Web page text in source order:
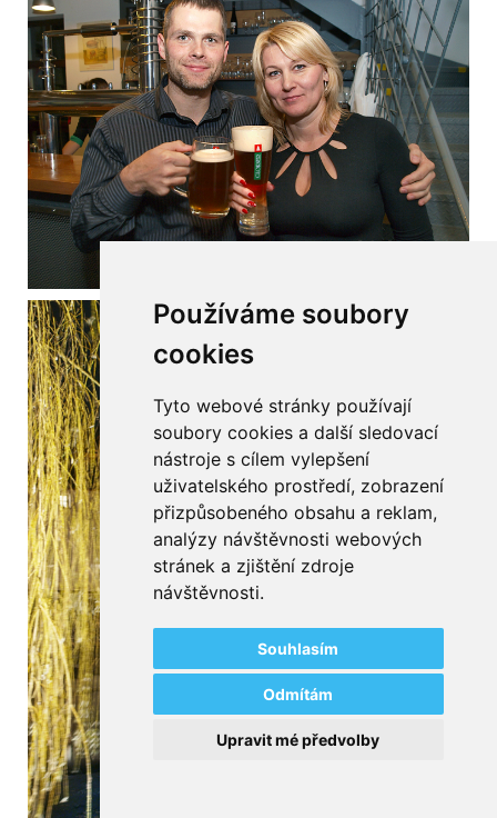
Používáme soubory
cookies
Tyto webové stránky používají
soubory cookies a další sledovací
nástroje s cílem vylepšení
uživatelského prostředí, zobrazení
přizpůsobeného obsahu a reklam,
analýzy návštěvnosti webových
stránek a zjištění zdroje
návštěvnosti.
Souhlasím
Odmítám
Upravit mé předvolby